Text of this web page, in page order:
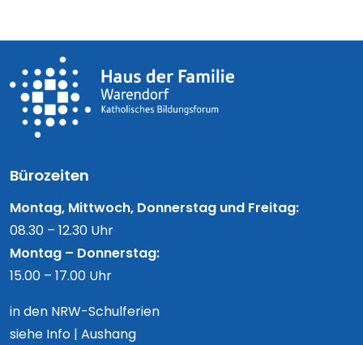
Bürozeiten
Montag, Mittwoch, Donnerstag und Freitag:
08.30 – 12.30 Uhr
Montag – Donnerstag:
15.00 – 17.00 Uhr
in den NRW-Schulferien
siehe Info | Aushang